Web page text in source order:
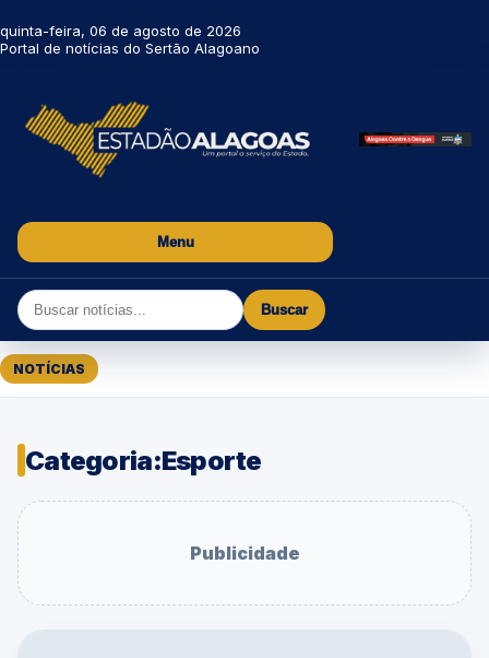
quinta-feira, 06 de agosto de 2026
Portal de notícias do Sertão Alagoano
Menu
Buscar
NOTÍCIAS
Categoria:Esporte
Publicidade